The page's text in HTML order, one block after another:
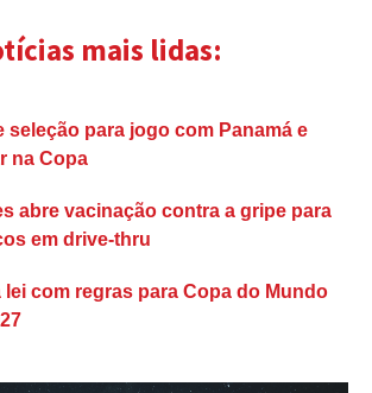
mais lidas:
seleção para jogo com Panamá e
na Copa
abre vacinação contra a gripe para
em drive-thru
com regras para Copa do Mundo